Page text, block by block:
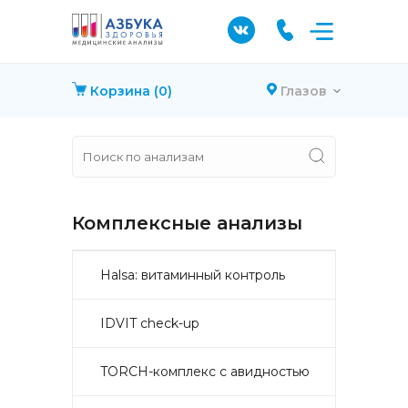
Корзина (0) Глазов
Комплексные анализы
Halsa: витаминный контроль
IDVIT check-up
TORCH-комплекс с авидностью